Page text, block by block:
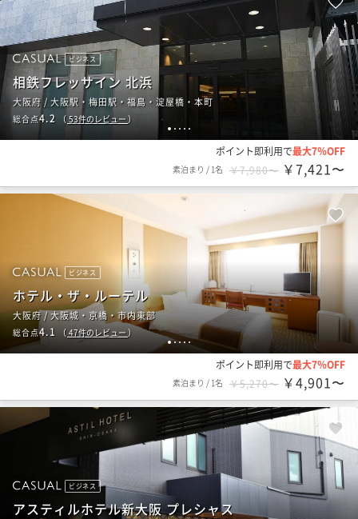
1 2 3 4 5
ビジネス
相鉄フレッサイン 北浜
大阪府 / 大阪駅・梅田駅・福島・淀屋橋・本町
総合点4.2 （ 53件のレビュー）
ポイント即利用で最大7％OFF
素泊まり / 1名 ￥7,980〜 ￥7,421〜
12345
ビジネス
ホテル・ザ・ルーテル
大阪府 / 大阪城・京橋・市内東部
総合点4.1 （ 47件のレビュー）
ポイント即利用で最大7％OFF
素泊まり / 1名 ￥5,270〜 ￥4,901〜
ビジネス
アスティルホテル新大阪 プレシャス